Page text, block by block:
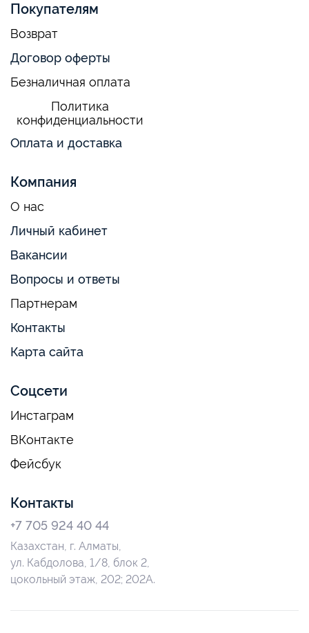
Покупателям
Возврат
Договор оферты
Безналичная оплата
Политика
конфиденциальности
Оплата и доставка
Компания
О нас
Личный кабинет
Вакансии
Вопросы и ответы
Партнерам
Контакты
Карта сайта
Соцсети
Инстаграм
ВКонтакте
Фейсбук
Контакты
+7 705 924 40 44
Казахстан, г. Алматы,
ул. Кабдолова, 1/8, блок 2,
цокольный этаж, 202; 202А.